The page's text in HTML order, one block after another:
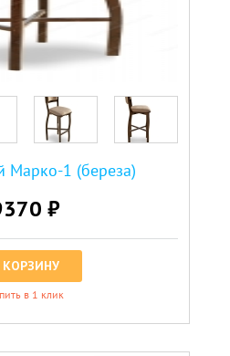
Марко-1 (береза)
₽
КОРЗИНУ
в 1 клик